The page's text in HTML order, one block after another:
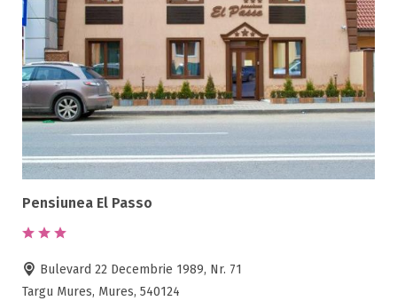
Pensiunea El Passo
Bulevard 22 Decembrie 1989, Nr. 71
Targu Mures, Mures, 540124